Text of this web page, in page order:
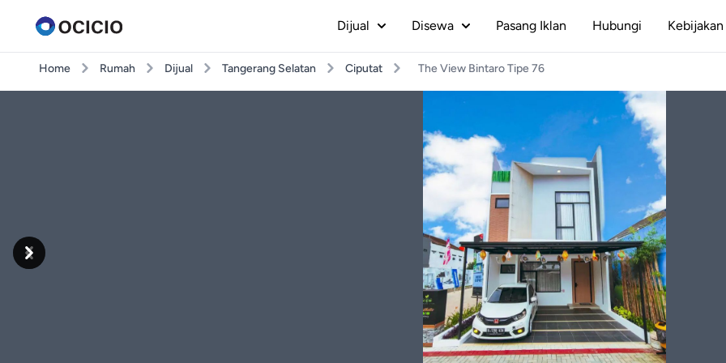
Dijual Disewa Pasang Iklan Hubungi
Home Rumah Dijual Tangerang Selatan Ciputat The View Bintaro Tipe 76
Previous
Next